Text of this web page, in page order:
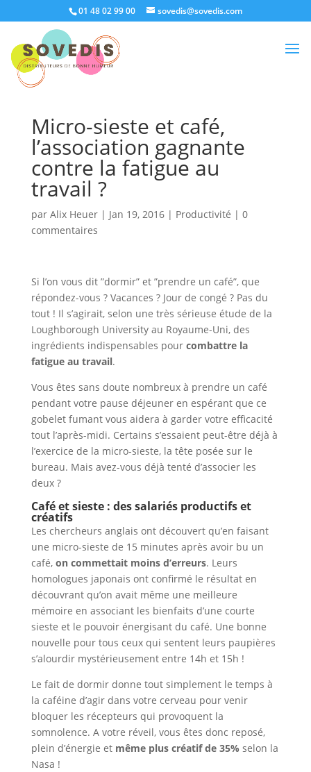
01 48 02 99 00 sovedis@sovedis.com
Micro-sieste et café,
l’association gagnante
contre la fatigue au
travail ?
par Alix Heuer| Jan 19, 2016| Productivité | 0
commentaires
Si l’on vous dit ”dormir” et ”prendre un café”, que
répondez-vous ? Vacances ? Jour de congé ? Pas du
tout ! Il s’agirait, selon une très sérieuse étude de la
Loughborough University au Royaume-Uni, des
ingrédients indispensables pour combattre la
fatigue au travail.
Vous êtes sans doute nombreux à prendre un café
pendant votre pause déjeuner en espérant que ce
gobelet fumant vous aidera à garder votre efficacité
tout l’après-midi. Certains s’essaient peut-être déjà à
l’exercice de la micro-sieste, la tête posée sur le
bureau. Mais avez-vous déjà tenté d’associer les
deux ?
Café et sieste : des salariés productifs et
créatifs
Les chercheurs anglais ont découvert qu’en faisant
une micro-sieste de 15 minutes après avoir bu un
café, on commettait moins d’erreurs. Leurs
homologues japonais ont confirmé le résultat en
découvrant qu’on avait même une meilleure
mémoire en associant les bienfaits d’une courte
sieste et le pouvoir énergisant du café. Une bonne
nouvelle pour tous ceux qui sentent leurs paupières
s’alourdir mystérieusement entre 14h et 15h !
Le fait de dormir donne tout simplement le temps à
la caféine d’agir dans votre cerveau pour venir
bloquer les récepteurs qui provoquent la
somnolence. A votre réveil, vous êtes donc reposé,
plein d’énergie et même plus créatif de 35% selon la
Nasa !